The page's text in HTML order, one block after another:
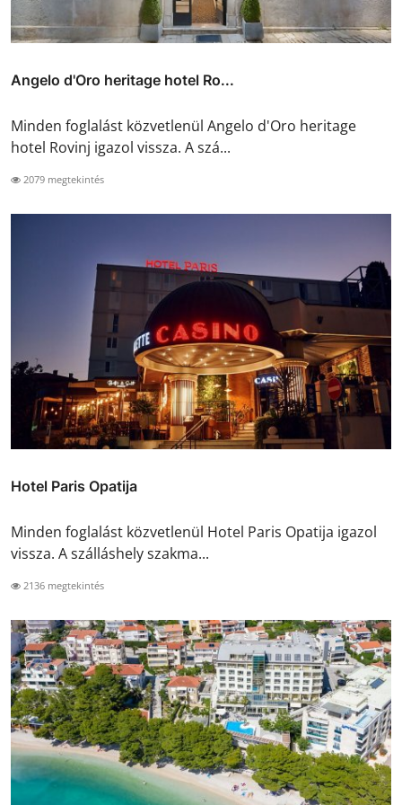
Angelo d'Oro heritage hotel Ro...
Minden foglalást közvetlenül Angelo d'Oro heritage
hotel Rovinj igazol vissza. A szá...
2079 megtekintés
Hotel Paris Opatija
Minden foglalást közvetlenül Hotel Paris Opatija igazol
vissza. A szálláshely szakma...
2136 megtekintés